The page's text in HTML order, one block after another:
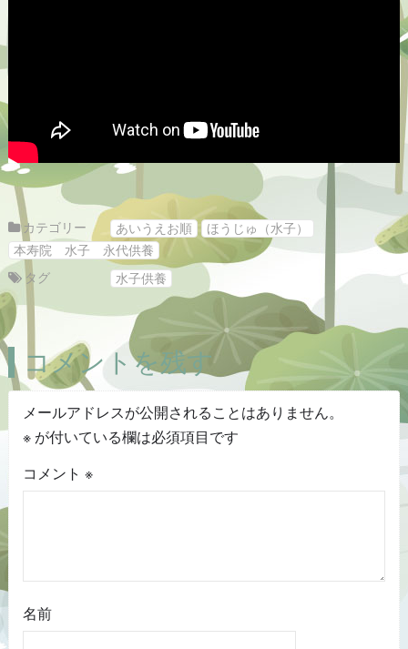
カテゴリー あいうえお順
ほうじゅ（水子）
本寿院 水子 永代供養
タグ
水子供養
コメントを残す
メールアドレスが公開されることはありません。
※が付いている欄は必須項目です
コメント ※
名前